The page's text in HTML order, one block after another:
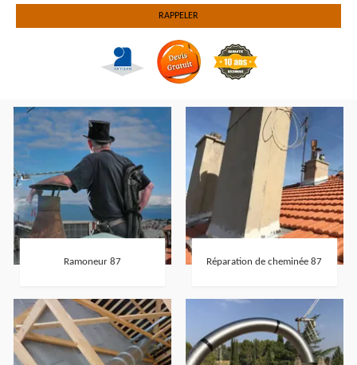
Ramoneur 87 Réparation de cheminée 87